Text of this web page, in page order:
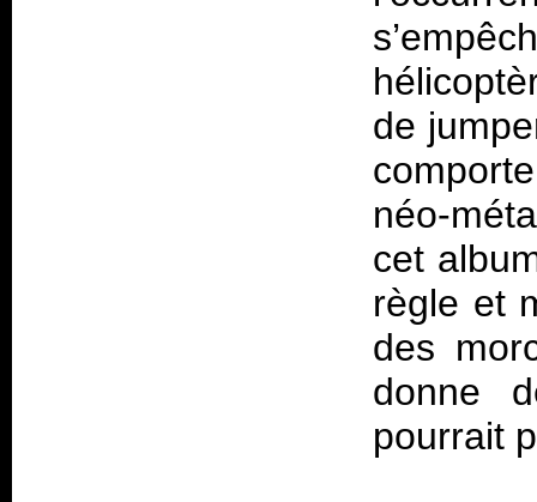
de
néo-
cet
règle et
des
donne
pourrait